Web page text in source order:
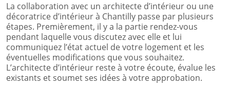
La collaboration avec un architecte d’intérieur ou une
décoratrice d’intérieur à Chantilly passe par plusieurs
étapes. Premièrement, il y a la partie rendez-vous
pendant laquelle vous discutez avec elle et lui
communiquez l’état actuel de votre logement et les
éventuelles modifications que vous souhaitez.
L’architecte d’intérieur reste à votre écoute, évalue les
existants et soumet ses idées à votre approbation.